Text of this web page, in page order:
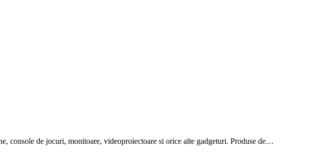
console de jocuri, monitoare, videoproiectoare si orice alte gadgeturi. Produse de…